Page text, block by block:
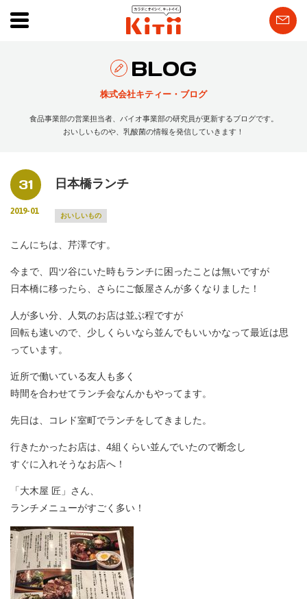
BLOG
株式会社キティー・ブログ
食品事業部の営業担当者、バイオ事業部の研究員が更新するブログです。
おいしいものや、乳酸菌の情報を発信していきます！
31
2019-01
日本橋ランチ
おいしいもの
こんにちは、芹澤です。
今まで、四ツ谷にいた時もランチに困ったことは無いですが
日本橋に移ったら、さらにご飯屋さんが多くなりました！
人が多い分、人気のお店は並ぶ程ですが
回転も速いので、少しくらいなら並んでもいいかなって最近は思
っています。
近所で働いている友人も多く
時間を合わせてランチ会なんかもやってます。
先日は、コレド室町でランチをしてきました。
行きたかったお店は、4組くらい並んでいたので断念し
すぐに入れそうなお店へ！
「大木屋 匠」さん、
ランチメニューがすごく多い！